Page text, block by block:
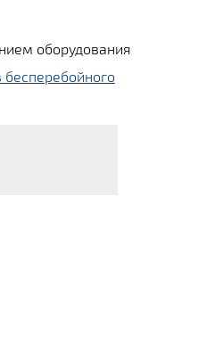
оборудования